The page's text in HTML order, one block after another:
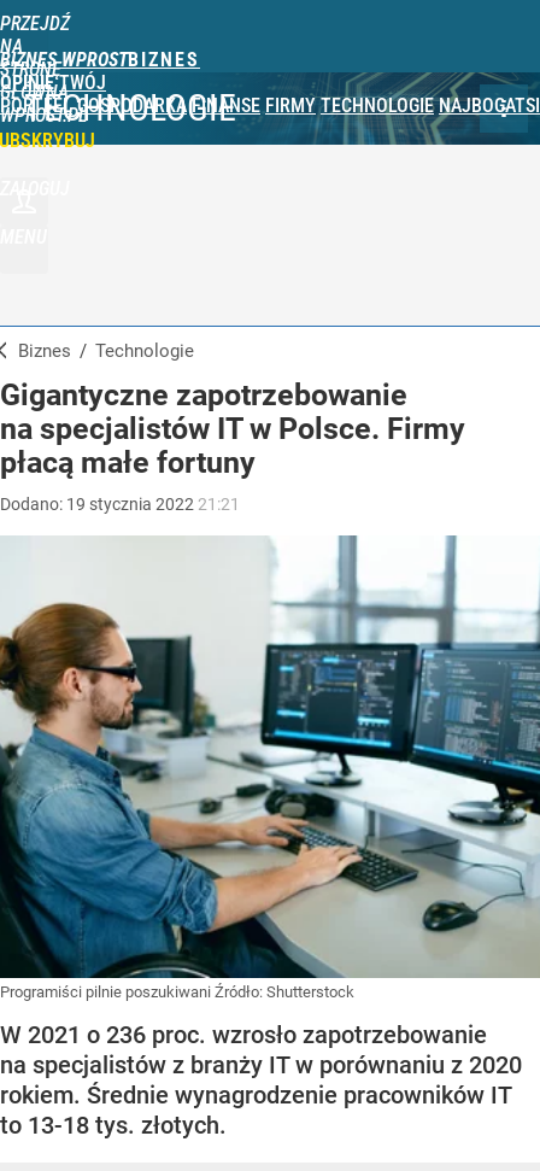
PRZEJDŹ
NA
STRONĘ
GŁÓWNĄ
WPROST.PL
BIZNES WPROST
OPINIE TWÓJ
PORTFEL GOSPODARKA FINANSE FIRMY TECHNOLOGIE NAJBOGATSI
TECHNOLOGIE
Biznes / Technologie
Gigantyczne zapotrzebowanie
na specjalistów IT w Polsce. Firmy
płacą małe fortuny
Dodano: 19 stycznia 2022 21:21
Programiści pilnie poszukiwani Źródło: Shutterstock
W 2021 o 236 proc. wzrosło zapotrzebowanie
na specjalistów z branży IT w porównaniu z 2020
rokiem. Średnie wynagrodzenie pracowników IT
to 13-18 tys. złotych.